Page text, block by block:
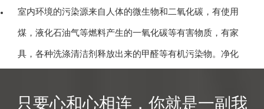
室内环境的污染源来自人体的微生物和二氧化碳，有使用
煤，液化石油气等燃料产生的一氧化碳等有害物质，有家
具，各种洗涤清洁剂释放出来的甲醛等有机污染物。净化
只要心和心相连，你就是一副我